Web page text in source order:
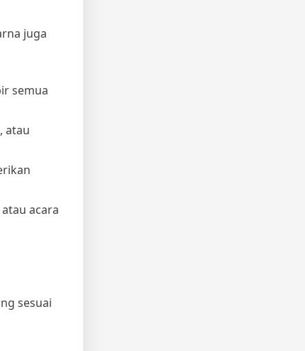
juga
semua
atau
acara
sesuai